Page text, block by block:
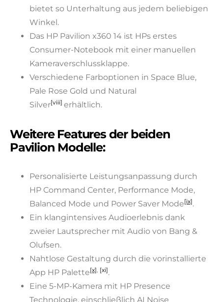
bietet so Unterhaltung aus jedem beliebigen
Winkel.
Das HP Pavilion x360 14 ist HPs erstes
Consumer-Notebook mit einer manuellen
Kameraverschlussklappe.
Verschiedene Farboptionen in Space Blue,
Pale Rose Gold und Natural
Silver[viii] erhältlich.
Weitere Features der beiden
Pavilion Modelle:
Personalisierte Leistungsanpassung durch
HP Command Center, Performance Mode,
Balanced Mode und Power Saver Mode[ix].
Ein klangintensives Audioerlebnis dank
zweier Lautsprecher mit Audio von Bang &
Olufsen.
Nahtlose Gestaltung durch die vorinstallierte
App HP Palette[x] [xi].
Eine 5-MP-Kamera mit HP Presence
Technologie, einschließlich AI Noise